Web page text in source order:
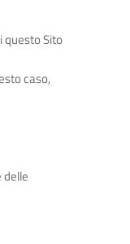
questo Sito
caso,